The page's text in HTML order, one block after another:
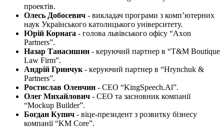
проектів.
Олесь Добосевич - викладач програми з комп’ютерних
наук Українського католицького університету.
Юрій Корнага - голова львівського офісу “Axon
Partners”.
Назар Танасишин - керуючий партнер в “T&M Boutique
Law Firm”.
Андрій Гринчук - керуючий партнер в “Hrynchuk &
Partners”.
Ростислав Оленчин - CEO “KingSpeech.Al”.
Олег Михайлович - CEO та засновник компанії
“Mockup Builder”.
Богдан Купич - віце-президент з розвитку бізнесу
компанії “KM Core”.